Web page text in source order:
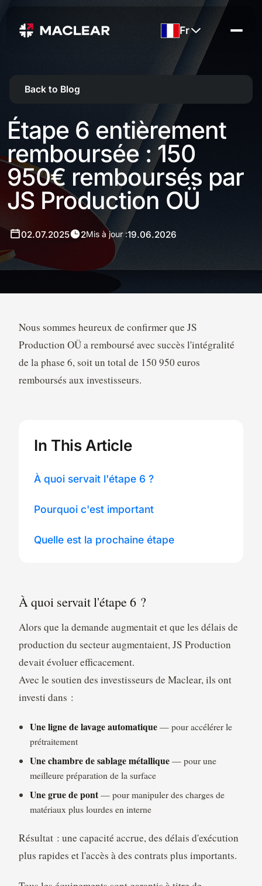
Fr
Back to Blog
Étape 6 entièrement
remboursée : 150
950€ remboursés par
JS Production OÜ
02.07.2025 2Mis à jour :19.06.2026
Nous sommes heureux de confirmer que JS
Production OÜ a remboursé avec succès l'intégralité
de la phase 6, soit un total de 150 950 euros
remboursés aux investisseurs.
In This Article
À quoi servait l'étape 6 ?
Pourquoi c'est important
Quelle est la prochaine étape
À quoi servait l'étape 6 ?
Alors que la demande augmentait et que les délais de
production du secteur augmentaient, JS Production
devait évoluer efficacement.
Avec le soutien des investisseurs de Maclear, ils ont
investi dans :
Une ligne de lavage automatique— pour accélérer le
prétraitement
Une chambre de sablage métallique— pour une
meilleure préparation de la surface
Une grue de pont— pour manipuler des charges de
matériaux plus lourdes en interne
Résultat : une capacité accrue, des délais d'exécution
plus rapides et l'accès à des contrats plus importants.